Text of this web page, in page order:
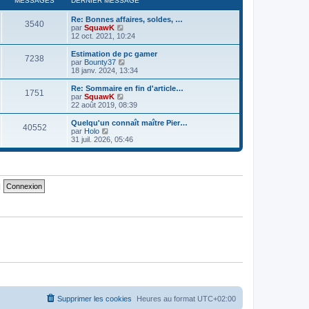
m
e
s
s
a
g
e
n
i
e
m
e
s
a
g
e
e
n
i
e
m
e
s
a
g
e
3540
Re: Bonnes affaires, soldes, …
par SquawK
o
i
r
l
e
r
n
i
r
e
s
g
12 oct. 2021, 10:24
7238
Estimation de pc gamer
par Bounty37
o
i
r
e
r
n
i
e
e
e
18 janv. 2024, 13:34
1751
Re: Sommaire en fin d'article…
par SquawK
o
i
r
e
e
i
s
22 août 2019, 08:39
40552
Quelqu'un connaît maître Pier…
par Holo
o
i
s
e
31 juil. 2026, 05:46
Heures au format UTC+02:00
Supprimer les cookies